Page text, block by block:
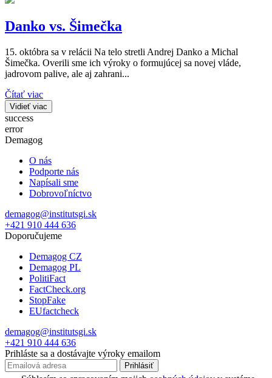
Danko vs. Šimečka
15. októbra sa v relácii Na telo stretli Andrej Danko a Michal
Šimečka. Overili sme ich výroky o formujúcej sa novej vláde,
jadrovom palive, ale aj zahrani...
Čítať viac
Vidieť viac
success
error
Demagog
O nás
Podporte nás
Napísali sme
Dobrovoľníctvo
demagog@institutsgi.sk
+421 910 444 636
Doporučujeme
Demagog CZ
Demagog PL
PolitiFact
FactCheck.org
StopFake
EUfactcheck
demagog@institutsgi.sk
+421 910 444 636
Prihláste sa a dostávajte výroky emailom
Prihlásiť